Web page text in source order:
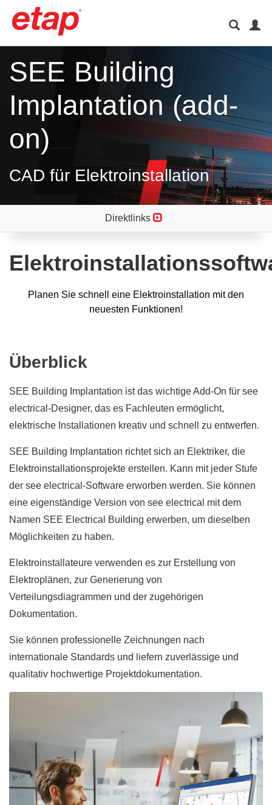
SEE Building
Implantation (add-
on)
CAD für Elektroinstallation
Direktlinks
Planen Sie schnell eine Elektroinstallation mit den
neuesten Funktionen!
Überblick
SEE Building Implantation ist das wichtige Add-On für see
electrical-Designer, das es Fachleuten ermöglicht,
elektrische Installationen kreativ und schnell zu entwerfen.
SEE Building Implantation richtet sich an Elektriker, die
Elektroinstallationsprojekte erstellen. Kann mit jeder Stufe
der see electrical-Software erworben werden. Sie können
eine eigenständige Version von see electrical mit dem
Namen SEE Electrical Building erwerben, um dieselben
Möglichkeiten zu haben.
Elektroinstallateure verwenden es zur Erstellung von
Elektroplänen, zur Generierung von
Verteilungsdiagrammen und der zugehörigen
Dokumentation.
Sie können professionelle Zeichnungen nach
internationale Standards und liefern zuverlässige und
qualitativ hochwertige Projektdokumentation.